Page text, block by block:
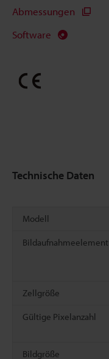
Abmessungen
Software
Technische Daten
Modell
Bildaufnahmeelement
Zellgröße
Gültige Pixelanzahl
Bildgröße